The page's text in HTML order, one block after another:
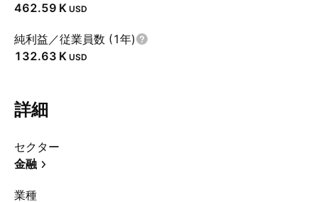
‪462.59 K‬ USD
純利益／従業員数 (1年)
‪132.63 K‬ USD
詳細
セクター
金融
業種